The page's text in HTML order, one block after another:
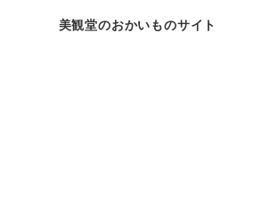
美観堂のおかいものサイト